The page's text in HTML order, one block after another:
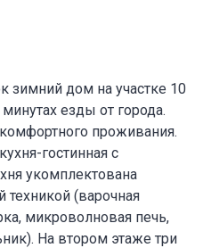
зимний дом на участке 10
езды от города.
проживания.
гостинная с
укомплектована
(варочная
микроволновая печь,
На втором этаже три